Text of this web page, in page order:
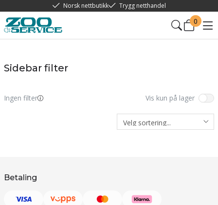
Norsk nettbutikk Trygg netthandel
0
Sidebar filter
Ingen filter Vis kun på lager
Betaling